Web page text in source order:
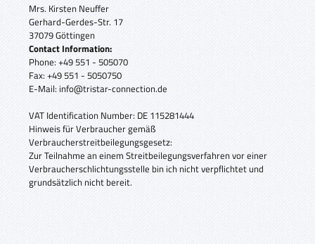
Mrs. Kirsten Neuffer
Gerhard-Gerdes-Str. 17
37079 Göttingen
Contact Information:
Phone: +49 551 - 505070
Fax: +49 551 - 5050750
E-Mail: info@tristar-connection.de
VAT Identification Number: DE 115281444
Hinweis für Verbraucher gemäß
Verbraucherstreitbeilegungsgesetz:
Zur Teilnahme an einem Streitbeilegungsverfahren vor einer
Verbraucherschlichtungsstelle bin ich nicht verpflichtet und
grundsätzlich nicht bereit.